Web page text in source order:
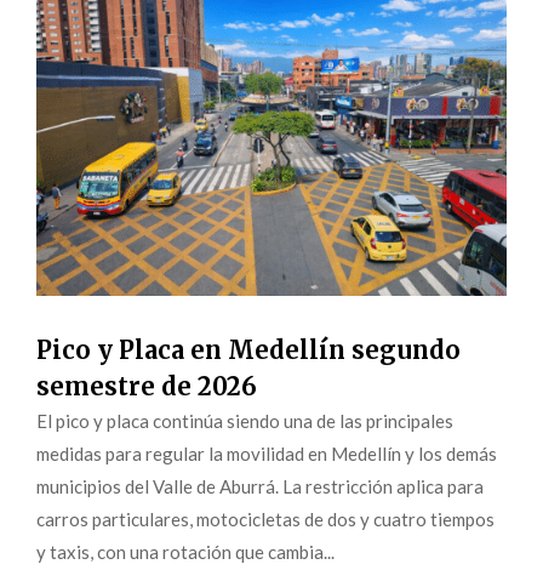
Pico y Placa en Medellín segundo
semestre de 2026
El pico y placa continúa siendo una de las principales
medidas para regular la movilidad en Medellín y los demás
municipios del Valle de Aburrá. La restricción aplica para
carros particulares, motocicletas de dos y cuatro tiempos
y taxis, con una rotación que cambia...